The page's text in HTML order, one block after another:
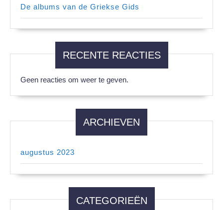
De albums van de Griekse Gids
RECENTE REACTIES
Geen reacties om weer te geven.
ARCHIEVEN
augustus 2023
CATEGORIEËN